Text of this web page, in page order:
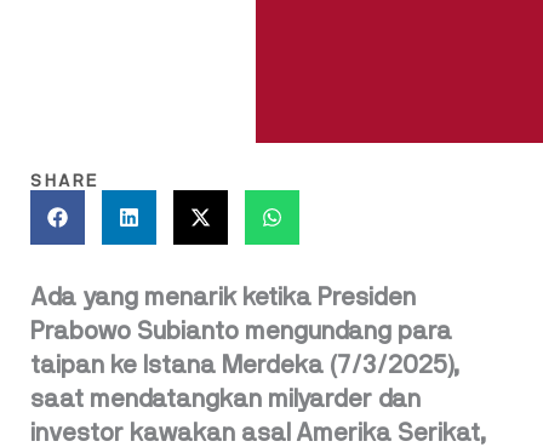
SHARE
Ada yang menarik ketika Presiden
Prabowo Subianto mengundang para
taipan ke Istana Merdeka (7/3/2025),
saat mendatangkan milyarder dan
investor kawakan asal Amerika Serikat,